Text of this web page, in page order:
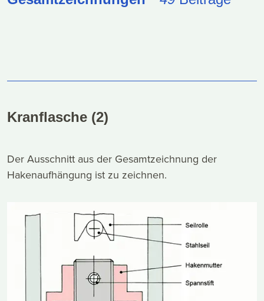
Kranflasche (2)
Der Ausschnitt aus der Gesamtzeichnung der
Hakenaufhängung ist zu zeichnen.